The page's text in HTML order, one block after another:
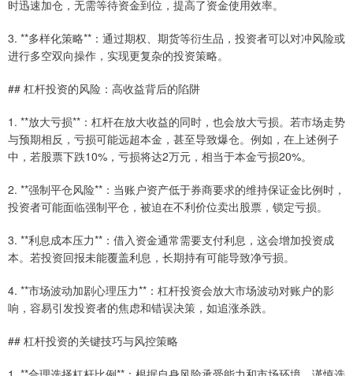
时迅速加仓，无需等待资金到位，提高了资金使用效率。
3. **多样化策略**：通过期权、期货等衍生品，投资者可以对冲风险或
进行多空双向操作，实现更复杂的投资策略。
## 杠杆投资的风险：高收益背后的陷阱
1. **放大亏损**：杠杆在放大收益的同时，也会放大亏损。若市场走势
与预期相反，亏损可能远超本金，甚至导致爆仓。例如，在上述例子
中，若股票下跌10%，亏损将达2万元，相当于本金亏损20%。
2. **强制平仓风险**：当账户资产低于券商要求的维持保证金比例时，
投资者可能面临强制平仓，被迫在不利价位卖出股票，锁定亏损。
3. **利息成本压力**：借入资金通常需要支付利息，这会增加投资成
本。若投资回报未能覆盖利息，长期持有可能导致净亏损。
4. **市场波动加剧心理压力**：杠杆投资会放大市场波动对账户的影
响，容易引发投资者的焦虑和错误决策，如追涨杀跌。
## 杠杆投资的关键技巧与风控策略